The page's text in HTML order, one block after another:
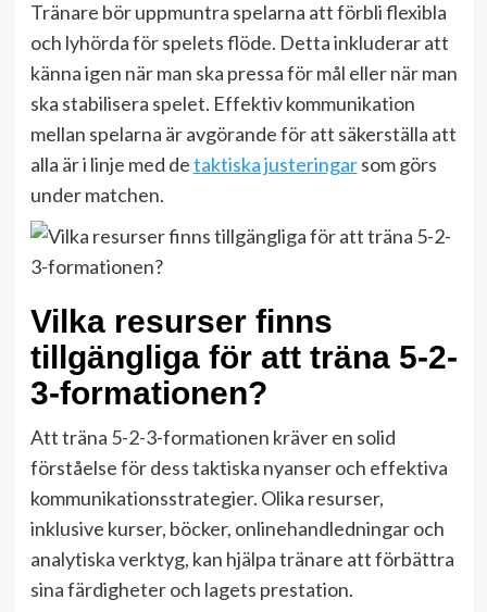
Tränare bör uppmuntra spelarna att förbli flexibla
och lyhörda för spelets flöde. Detta inkluderar att
känna igen när man ska pressa för mål eller när man
ska stabilisera spelet. Effektiv kommunikation
mellan spelarna är avgörande för att säkerställa att
alla är i linje med detaktiska justeringarsom görs
under matchen.
Vilka resurser finns
tillgängliga för att träna 5-2-
3-formationen?
Att träna 5-2-3-formationen kräver en solid
förståelse för dess taktiska nyanser och effektiva
kommunikationsstrategier. Olika resurser,
inklusive kurser, böcker, onlinehandledningar och
analytiska verktyg, kan hjälpa tränare att förbättra
sina färdigheter och lagets prestation.